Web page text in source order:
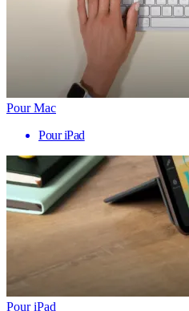
Pour Mac
Pour iPad
Pour iPad